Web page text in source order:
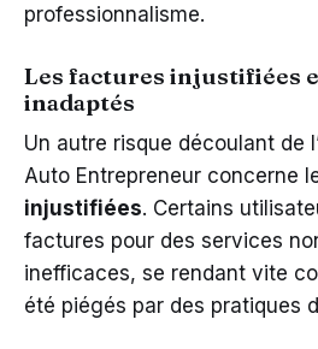
professionnalisme.
Les factures injustifiées
inadaptés
Un autre risque découlant de
Auto Entrepreneur concerne
injustifiées. Certains
factures pour des services
inefficaces, se rendant vite
été piégés par des pratiques